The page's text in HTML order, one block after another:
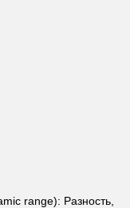
range): Разность,